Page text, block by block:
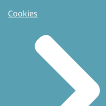
Cookies